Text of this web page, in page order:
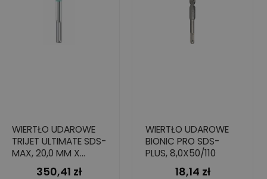
WIERTŁO UDAROWE
TRIJET ULTIMATE SDS-
MAX, 20,0 MM X
400/520 MM
Cena
350,41 zł
WIERTŁO UDAROWE
BIONIC PRO SDS-
PLUS, 8,0X50/110
Cena
18,14 zł